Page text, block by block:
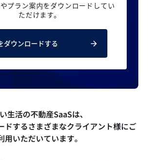
プラン案内をダウンロードしてい
ただけます。
ダウンロードする
生活の不動産SaaSは、
ドするさまざまなクライアント様にご
用いただいています。